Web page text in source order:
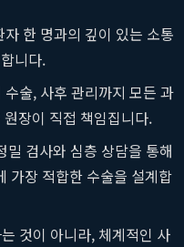
한 명과의 깊이 있는 소통
니다.
수술, 사후 관리까지 모든 과
장이 직접 책임집니다.
밀 검사와 심층 상담을 통해
가장 적합한 수술을 설계합
것이 아니라, 체계적인 사